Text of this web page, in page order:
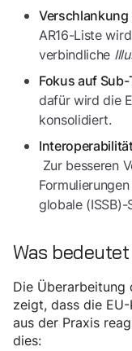
AR16-Liste
verbindliche
Fokus auf
dafür wird die
konsolidiert.
Zur besseren
globale
Was
Die Überarbeitung
zeigt, dass die
aus der Praxis
dies: